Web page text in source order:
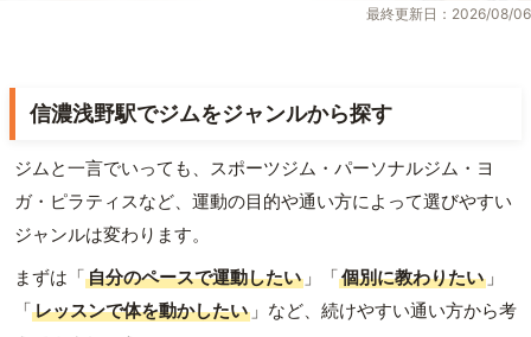
最終更新日：2026/08/06
信濃浅野駅でジムをジャンルから探す
ジムと一言でいっても、スポーツジム・パーソナルジム・ヨ
ガ・ピラティスなど、運動の目的や通い方によって選びやすい
ジャンルは変わります。
まずは「自分のペースで運動したい 」「個別に教わりたい 」
「レッスンで体を動かしたい 」など、続けやすい通い方から考